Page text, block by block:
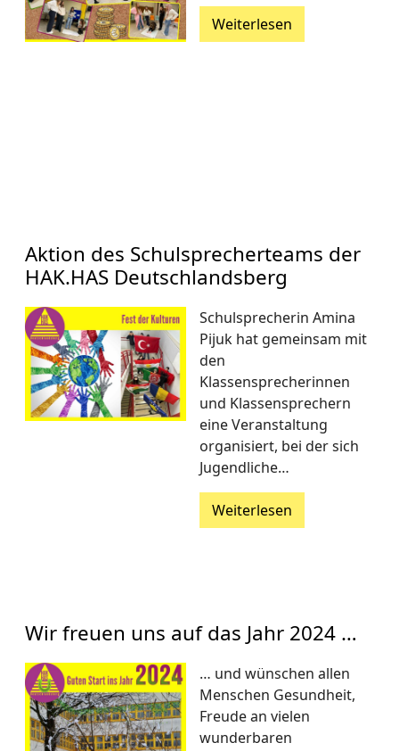
Weiterlesen
Aktion des Schulsprecherteams der
HAK.HAS Deutschlandsberg
Schulsprecherin Amina
Pijuk hat gemeinsam mit
den
Klassensprecherinnen
und Klassensprechern
eine Veranstaltung
organisiert, bei der sich
Jugendliche…
Weiterlesen
Wir freuen uns auf das Jahr 2024 …
… und wünschen allen
Menschen Gesundheit,
Freude an vielen
wunderbaren